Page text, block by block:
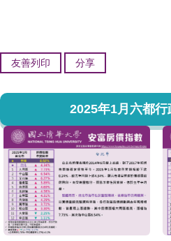
友善列印 分享
2025年1月六都